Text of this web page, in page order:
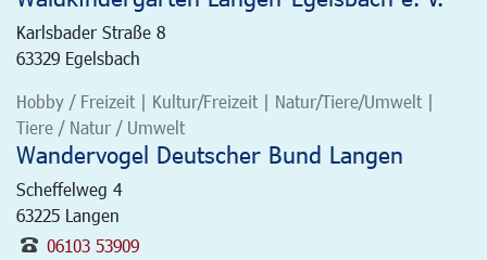
Karlsbader Straße 8
63329 Egelsbach
Hobby / Freizeit | Kultur/Freizeit | Natur/Tiere/Umwelt |
Tiere / Natur / Umwelt
Wandervogel Deutscher Bund Langen
Scheffelweg 4
63225 Langen
06103 53909